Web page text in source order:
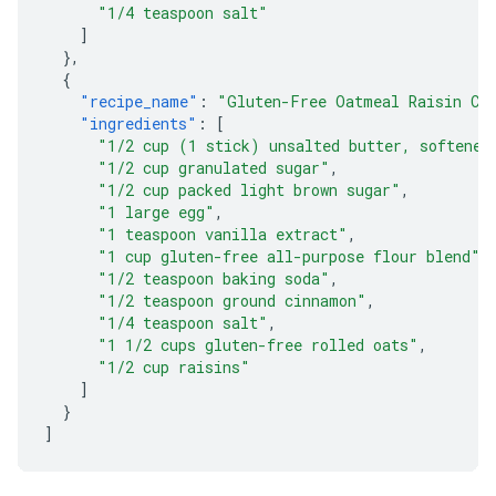
"1/4 teaspoon salt"
]
},
{
"recipe_name" :
"Gluten-Free Oatmeal Raisin
"ingredients" :
[
"1/2 cup (1 stick) unsalted butter,
"1/2 cup granulated sugar" ,
"1/2 cup packed light brown sugar" ,
"1 large egg" ,
"1 teaspoon vanilla extract" ,
"1 cup gluten-free all-purpose flour blend"
"1/2 teaspoon baking soda" ,
"1/2 teaspoon ground cinnamon" ,
"1/4 teaspoon salt" ,
"1 1/2 cups gluten-free rolled oats" ,
"1/2 cup raisins"
]
}
]